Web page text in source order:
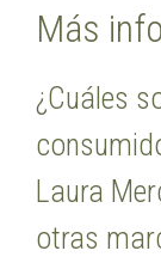
Más
¿Cuáles
Laura
otras